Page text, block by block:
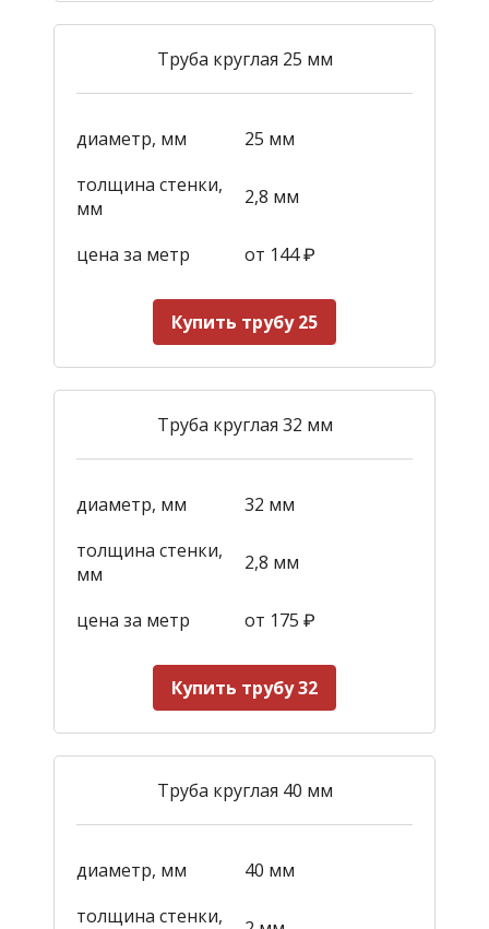
Труба круглая 25 мм
диаметр, мм
25 мм
толщина стенки,
мм
2,8 мм
цена за метр от 144₽
Купить трубу 25
Труба круглая 32 мм
диаметр, мм
32 мм
толщина стенки,
мм
2,8 мм
цена за метр от 175 ₽
Купить трубу 32
Труба круглая 40 мм
диаметр, мм
40 мм
толщина стенки,